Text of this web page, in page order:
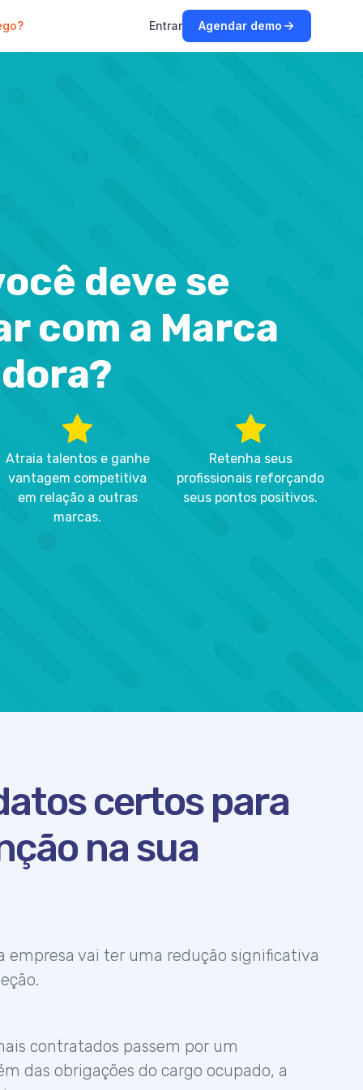
Entrar Agendar demo
deve se
com a Marca
Atraia talentos e ganhe
vantagem competitiva
em relação a outras
marcas.
Retenha seus
profissionais reforçando
seus pontos positivos.
certos para
na sua
empresa vai ter uma redução significativa
contratados passem por um
das obrigações do cargo ocupado, a